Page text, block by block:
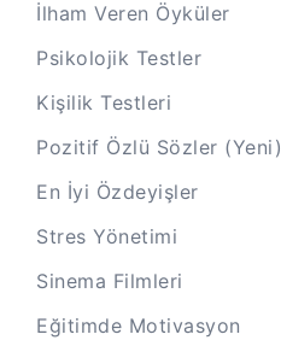
İlham Veren Öyküler
Psikolojik Testler
Kişilik Testleri
Pozitif Özlü Sözler (Yeni)
En İyi Özdeyişler
Stres Yönetimi
Sinema Filmleri
Eğitimde Motivasyon